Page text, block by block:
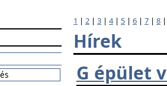
1 | 2 | 3 | 4| 5 | 6 | 7 | 8
Hírek
G épület